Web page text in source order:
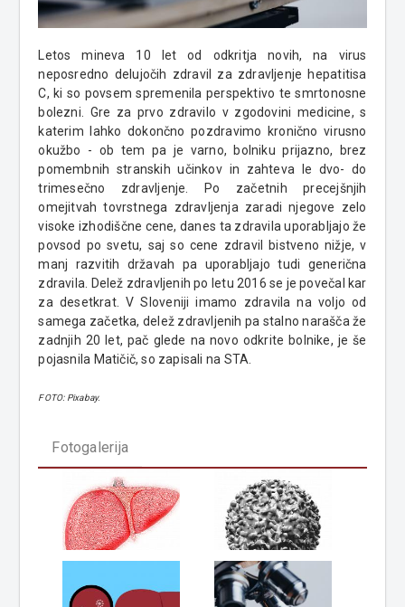
Letos mineva 10 let od odkritja novih, na virus
neposredno delujočih zdravil za zdravljenje hepatitisa
C, ki so povsem spremenila perspektivo te smrtonosne
bolezni. Gre za prvo zdravilo v zgodovini medicine, s
katerim lahko dokončno pozdravimo kronično virusno
okužbo - ob tem pa je varno, bolniku prijazno, brez
pomembnih stranskih učinkov in zahteva le dvo- do
trimesečno zdravljenje. Po začetnih precejšnjih
omejitvah tovrstnega zdravljenja zaradi njegove zelo
visoke izhodiščne cene, danes ta zdravila uporabljajo že
povsod po svetu, saj so cene zdravil bistveno nižje, v
manj razvitih državah pa uporabljajo tudi generična
zdravila. Delež zdravljenih po letu 2016 se je povečal kar
za desetkrat. V Sloveniji imamo zdravila na voljo od
samega začetka, delež zdravljenih pa stalno narašča že
zadnjih 20 let, pač glede na novo odkrite bolnike, je še
pojasnila Matičič, so zapisali na STA.
FOTO: Pixabay.
Fotogalerija